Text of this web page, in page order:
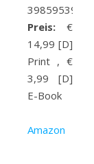
3985953967
Preis: €
14,99 [D]
Print , €
3,99 [D]
E-Book
Amazon